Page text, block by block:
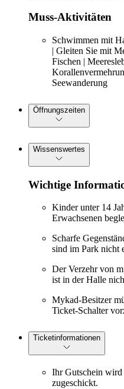
Muss-Aktivitäten
Schwimmen mit
| Gleiten Sie mit
Fischen |
Seewanderung
Öffnungszeiten
Wissenswertes
Wichtige
Kinder unter 14
Erwachsenen
Scharfe
sind im Park nicht
Der Verzehr von
ist in der Halle
Mykad-Besitzer
Ticket-Schalter
Ticketinformationen
Ihr Gutschein
zugeschickt.